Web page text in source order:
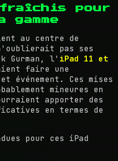
pour
au centre de
pas ses
Gurman, l' iPad 11 et
faire une
événement. Ces mises
mineures en
apporter des
en termes de
pour ces iPad